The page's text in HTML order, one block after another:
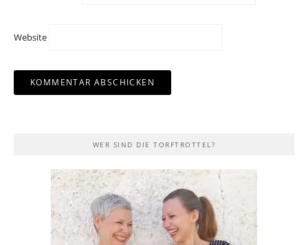
Website
WER SIND DIE TORFTROTTEL?